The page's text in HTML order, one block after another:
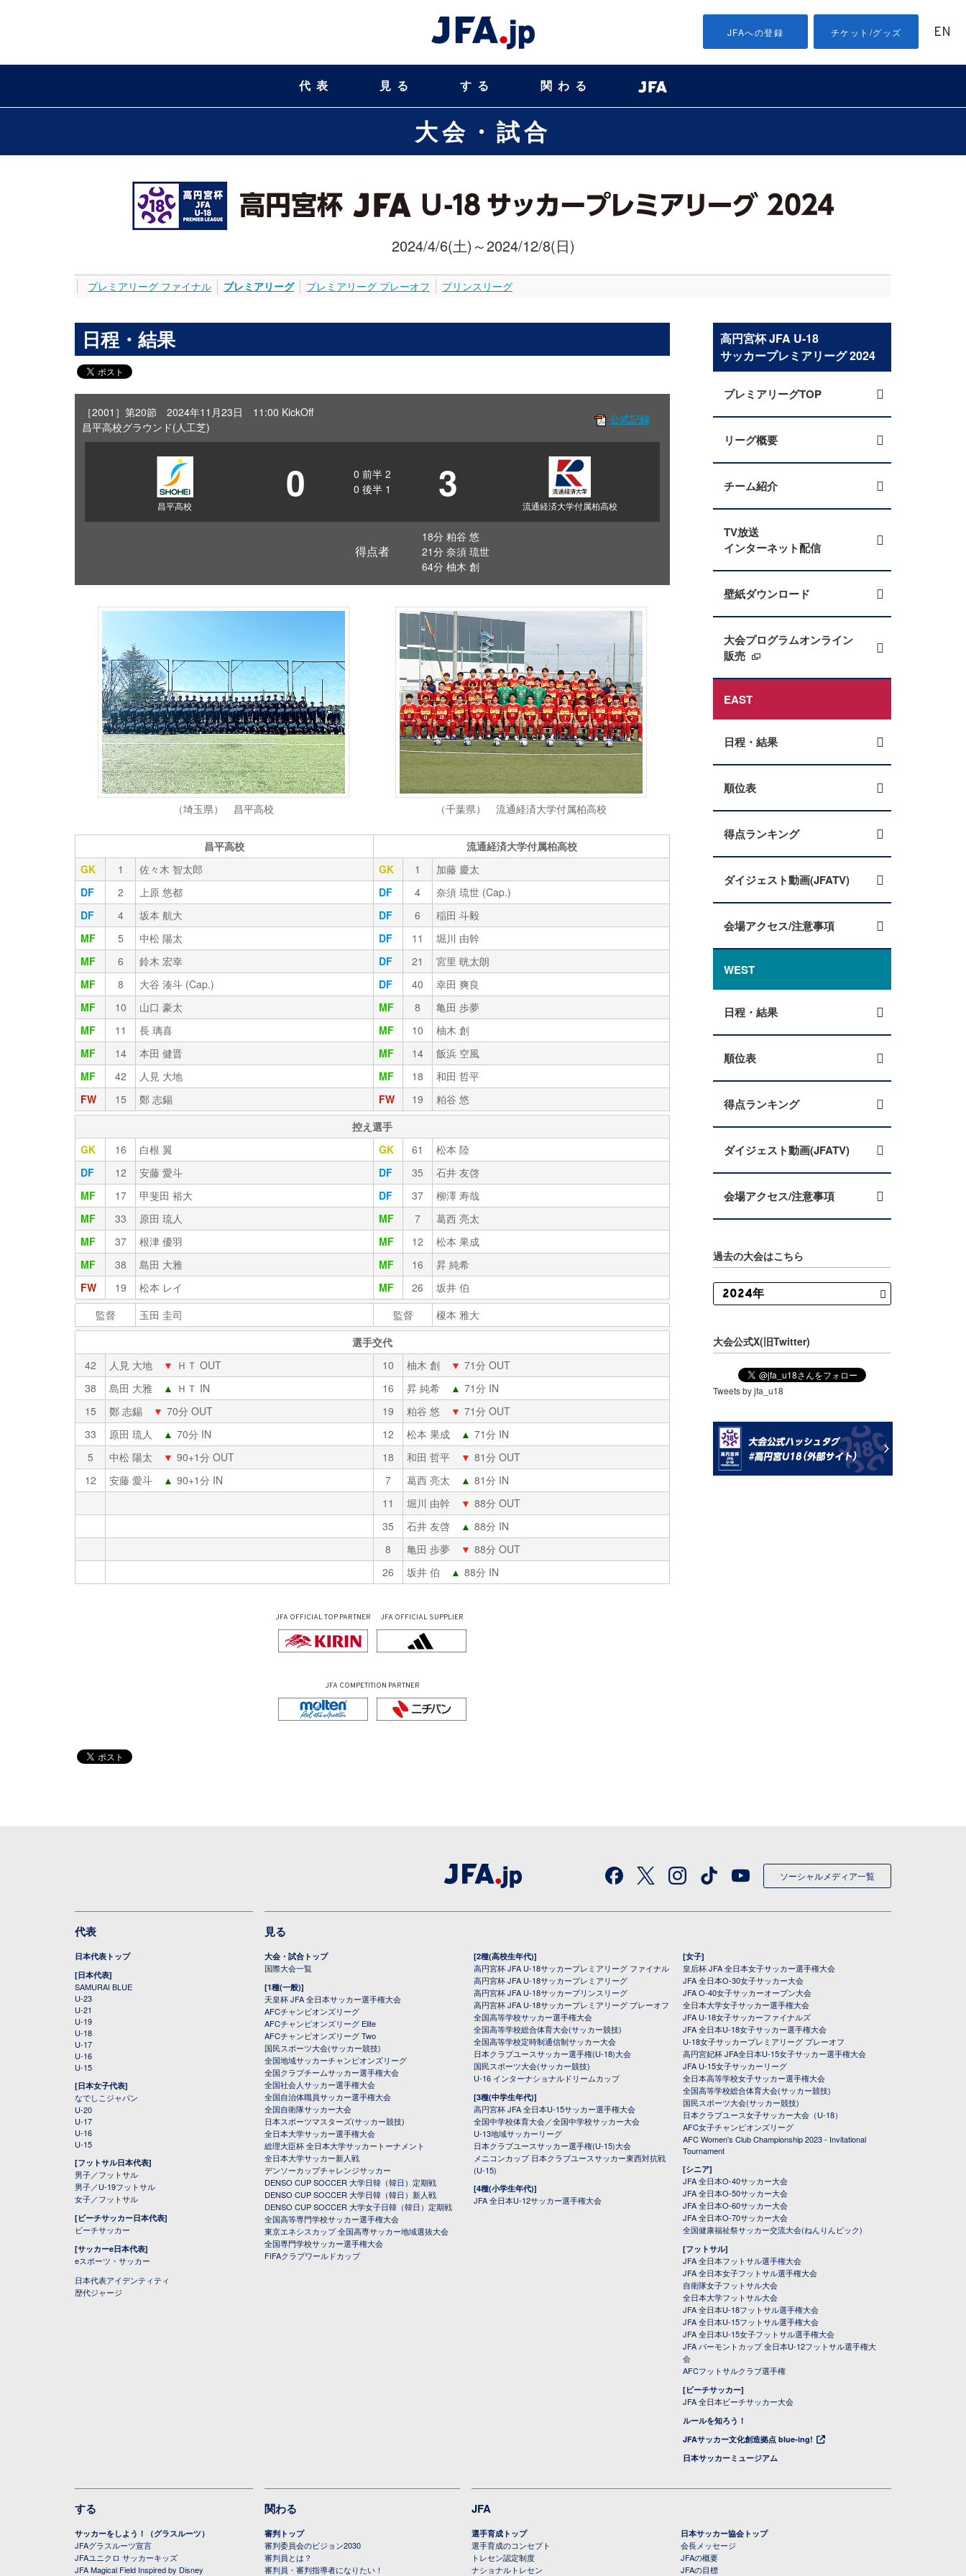
JFAへの登録 チケット/グッズ EN
代表 見る する 関わる
大会・試合
2024/4/6(土)～2024/12/8(日)
プレミアリーグ ファイナル プレミアリーグ プレミアリーグ プレーオフ プリンスリーグ
日程・結果
［2001］第20節 2024年11月23日 11:00 KickOff
昌平高校グラウンド(人工芝)
公式記録
昌平高校 0 0 前半 2
0 後半 1 3 流通経済大学付属柏高校
得点者
18分 粕谷 悠
21分 奈須 琉世
64分 柚木 創
（埼玉県） 昌平高校 （千葉県） 流通経済大学付属柏高校
昌平高校
流通経済大学付属柏高校
GK
1 佐々木 智太郎 GK 1
加藤 慶太
DF
2 上原 悠都 DF 4
奈須 琉世 (Cap.)
DF
4 坂本 航大 DF 6
稲田 斗毅
MF
5 中松 陽太 DF 11
堀川 由幹
MF
6 鈴木 宏幸 DF 21
宮里 晄太朗
MF
8 大谷 湊斗 (Cap.) DF 40
幸田 爽良
MF
10 山口 豪太 MF 8
亀田 歩夢
MF
11 長 璃喜 MF 10
柚木 創
MF
14 本田 健晋 MF 14
飯浜 空風
MF
42 人見 大地 MF 18
和田 哲平
FW
15 鄭 志錫 FW 19
粕谷 悠
控え選手
GK
16 白根 翼 GK 61
松本 陸
DF
12 安藤 愛斗 DF 35
石井 友啓
MF
17 甲斐田 裕大 DF 37
柳澤 寿哉
MF
33 原田 琉人 MF 7
葛西 亮太
MF
37 根津 優羽 MF 12
松本 果成
MF
38 島田 大雅 MF 16
昇 純希
FW
19 松本 レイ MF 26
坂井 伯
監督
玉田 圭司 監督
榎本 雅大
選手交代
42
人見 大地 ▼ ＨＴ OUT 10 柚木 創 ▼ 71分 OUT
38
島田 大雅 ▲ ＨＴ IN 16 昇 純希 ▲ 71分 IN
15
鄭 志錫 ▼ 70分 OUT 19 粕谷 悠 ▼ 71分 OUT
33
原田 琉人 ▲ 70分 IN 12 松本 果成 ▲ 71分 IN
5
中松 陽太 ▼ 90+1分 OUT 18 和田 哲平 ▼ 81分 OUT
12
安藤 愛斗 ▲ 90+1分 IN 7 葛西 亮太 ▲ 81分 IN
11
堀川 由幹 ▼ 88分 OUT
35
石井 友啓 ▲ 88分 IN
8
亀田 歩夢 ▼ 88分 OUT
26
坂井 伯 ▲ 88分 IN
JFA OFFICIALTOP PARTNER JFA OFFICIAL SUPPLIER
JFA COMPETITION PARTNER
高円宮杯 JFA U-18
サッカープレミアリーグ 2024
プレミアリーグTOP
リーグ概要
チーム紹介
TV放送
インターネット配信
壁紙ダウンロード
大会プログラムオンライン
販売
EAST
日程・結果
順位表
得点ランキング
ダイジェスト動画(JFATV)
会場アクセス/注意事項
WEST
日程・結果
順位表
得点ランキング
ダイジェスト動画(JFATV)
会場アクセス/注意事項
過去の大会はこちら
大会公式X(旧Twitter)
Tweets by jfa_u18
ソーシャルメディア一覧
代表
日本代表トップ
[日本代表]
SAMURAI BLUE
U-23
U-21
U-19
U-18
U-17
U-16
U-15
[日本女子代表]
なでしこジャパン
U-20
U-17
U-16
U-15
[フットサル日本代表]
男子／フットサル
男子／U-19フットサル
女子／フットサル
[ビーチサッカー日本代表]
ビーチサッカー
[サッカーe日本代表]
eスポーツ・サッカー
日本代表アイデンティティ
歴代ジャージ
見る
大会・試合トップ
国際大会一覧
[1種(一般)]
天皇杯 JFA 全日本サッカー選手権大会
AFCチャンピオンズリーグ
AFCチャンピオンズリーグ Elite
AFCチャンピオンズリーグ Two
国民スポーツ大会(サッカー競技)
全国地域サッカーチャンピオンズリーグ
全国クラブチームサッカー選手権大会
全国社会人サッカー選手権大会
全国自治体職員サッカー選手権大会
全国自衛隊サッカー大会
日本スポーツマスターズ(サッカー競技)
全日本大学サッカー選手権大会
総理大臣杯 全日本大学サッカートーナメント
全日本大学サッカー新人戦
デンソーカップチャレンジサッカー
DENSO CUP SOCCER 大学日韓（韓日）定期戦
DENSO CUP SOCCER 大学日韓（韓日）新人戦
DENSO CUP SOCCER 大学女子日韓（韓日）定期戦
全国高等専門学校サッカー選手権大会
東京エネシスカップ 全国高専サッカー地域選抜大会
全国専門学校サッカー選手権大会
FIFAクラブワールドカップ
[2種(高校生年代)]
高円宮杯 JFA U-18サッカープレミアリーグ ファイナル
高円宮杯 JFA U-18サッカープレミアリーグ
高円宮杯 JFA U-18サッカープリンスリーグ
高円宮杯 JFA U-18サッカープレミアリーグ プレーオフ
全国高等学校サッカー選手権大会
全国高等学校総合体育大会(サッカー競技)
全国高等学校定時制通信制サッカー大会
日本クラブユースサッカー選手権(U-18)大会
国民スポーツ大会(サッカー競技)
U-16 インターナショナルドリームカップ
[3種(中学生年代)]
高円宮杯 JFA 全日本U-15サッカー選手権大会
全国中学校体育大会／全国中学校サッカー大会
U-13地域サッカーリーグ
日本クラブユースサッカー選手権(U-15)大会
メニコンカップ 日本クラブユースサッカー東西対抗戦
(U-15)
[4種(小学生年代)]
JFA 全日本U-12サッカー選手権大会
[女子]
皇后杯 JFA 全日本女子サッカー選手権大会
JFA 全日本O-30女子サッカー大会
JFA O-40女子サッカーオープン大会
全日本大学女子サッカー選手権大会
JFA U-18女子サッカーファイナルズ
JFA 全日本U-18女子サッカー選手権大会
U-18女子サッカープレミアリーグ プレーオフ
高円宮妃杯 JFA全日本U-15女子サッカー選手権大会
JFA U-15女子サッカーリーグ
全日本高等学校女子サッカー選手権大会
全国高等学校総合体育大会(サッカー競技)
国民スポーツ大会(サッカー競技)
日本クラブユース女子サッカー大会（U-18）
AFC女子チャンピオンズリーグ
AFC Women's Club Championship 2023 - Invitational
Tournament
[シニア]
JFA 全日本O-40サッカー大会
JFA 全日本O-50サッカー大会
JFA 全日本O-60サッカー大会
JFA 全日本O-70サッカー大会
全国健康福祉祭サッカー交流大会(ねんりんピック)
[フットサル]
JFA 全日本フットサル選手権大会
JFA 全日本女子フットサル選手権大会
自衛隊女子フットサル大会
全日本大学フットサル大会
JFA 全日本U-18フットサル選手権大会
JFA 全日本U-15フットサル選手権大会
JFA 全日本U-15女子フットサル選手権大会
JFA バーモントカップ 全日本U-12フットサル選手権大
会
AFCフットサルクラブ選手権
[ビーチサッカー]
JFA 全日本ビーチサッカー大会
ルールを知ろう！
JFAサッカー文化創造拠点 blue-ing!
日本サッカーミュージアム
する
サッカーをしよう！（グラスルーツ）
JFAグラスルーツ宣言
JFAユニクロ サッカーキッズ
JFA Magical Field Inspired by Disney
関わる
審判トップ
審判委員会のビジョン2030
審判員とは？
審判員・審判指導者になりたい！
JFA
選手育成トップ
選手育成のコンセプト
トレセン認定制度
ナショナルトレセン
日本サッカー協会トップ
会長メッセージ
JFAの概要
JFAの目標